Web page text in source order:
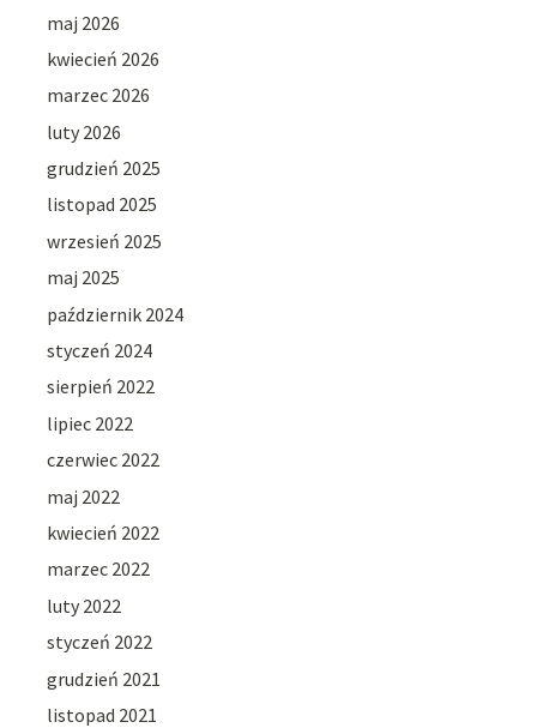
maj 2026
kwiecień 2026
marzec 2026
luty 2026
grudzień 2025
listopad 2025
wrzesień 2025
maj 2025
październik 2024
styczeń 2024
sierpień 2022
lipiec 2022
czerwiec 2022
maj 2022
kwiecień 2022
marzec 2022
luty 2022
styczeń 2022
grudzień 2021
listopad 2021